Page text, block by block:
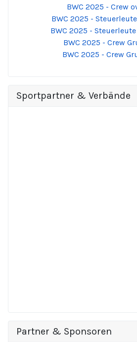
BWC 2025 - Crew
BWC 2025 -
BWC 2025 -
BWC 2025 - Crew
BWC 2025 - Crew
Sportpartner & Verbände
Partner & Sponsoren